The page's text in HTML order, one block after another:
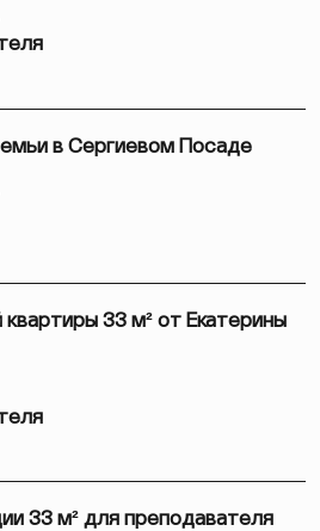
в Сергиевом Посаде
33 м² от Екатерины
33 м² для преподавателя